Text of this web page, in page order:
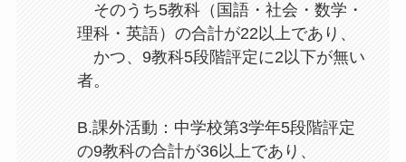
そのうち5教科（国語・社会・数学・
理科・英語）の合計が22以上であり、
かつ、9教科5段階評定に2以下が無い
者。
B.課外活動：中学校第3学年5段階評定
の9教科の合計が36以上であり、